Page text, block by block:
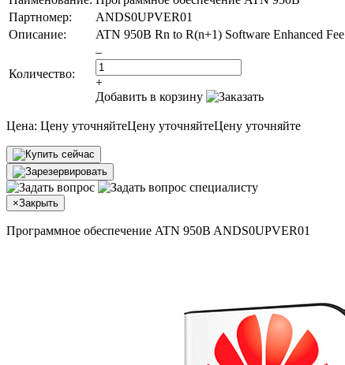
Партномер:
ANDS0UPVER01
Описание:
ATN 950B Rn to R(n+1) Software Enhanced Fee
Количество:
–
+
Добавить в корзину
Цена: Цену уточняйтеЦену уточняйтеЦену уточняйте
×Закрыть
Программное обеспечение ATN 950B ANDS0UPVER01